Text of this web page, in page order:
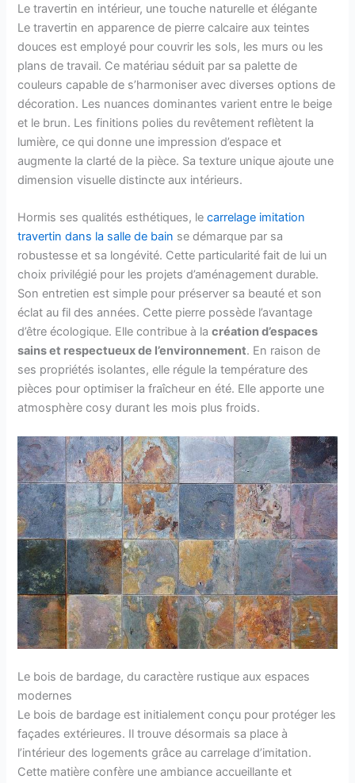
Le travertin en intérieur, une touche naturelle et élégante
Le travertin en apparence de pierre calcaire aux teintes
douces est employé pour couvrir les sols, les murs ou les
plans de travail. Ce matériau séduit par sa palette de
couleurs capable de s’harmoniser avec diverses options de
décoration. Les nuances dominantes varient entre le beige
et le brun. Les finitions polies du revêtement reflètent la
lumière, ce qui donne une impression d’espace et
augmente la clarté de la pièce. Sa texture unique ajoute une
dimension visuelle distincte aux intérieurs.
Hormis ses qualités esthétiques, lecarrelage imitation
travertin dans la salle de bain se démarque par sa
robustesse et sa longévité. Cette particularité fait de lui un
choix privilégié pour les projets d’aménagement durable.
Son entretien est simple pour préserver sa beauté et son
éclat au fil des années. Cette pierre possède l’avantage
d’être écologique. Elle contribue à lacréation d’espaces
sains et respectueux de l’environnement. En raison de
ses propriétés isolantes, elle régule la température des
pièces pour optimiser la fraîcheur en été. Elle apporte une
atmosphère cosy durant les mois plus froids.
Le bois de bardage, du caractère rustique aux espaces
modernes
Le bois de bardage est initialement conçu pour protéger les
façades extérieures. Il trouve désormais sa place à
l’intérieur des logements grâce au carrelage d’imitation.
Cette matière confère une ambiance accueillante et